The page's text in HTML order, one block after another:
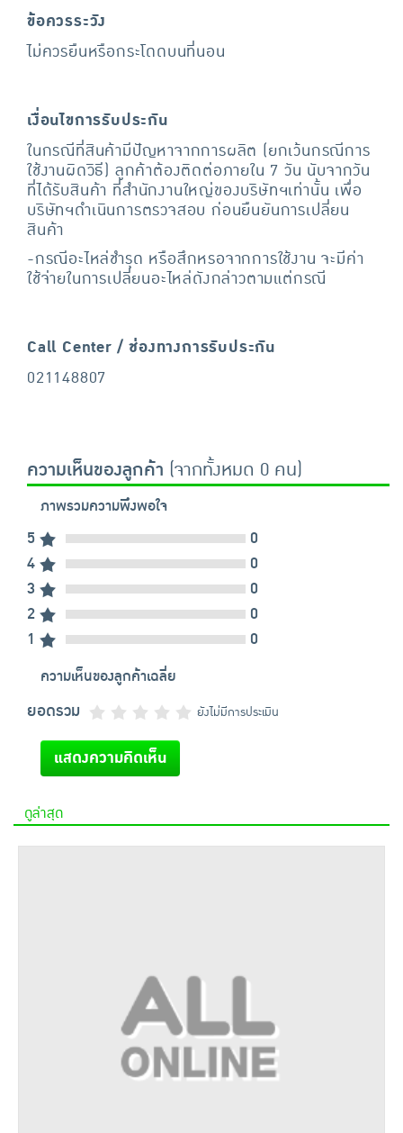
ข้อควรระวัง
ไม่ควรยืนหรือกระโดดบนที่นอน
เงื่อนไขการรับประกัน
ในกรณีที่สินค้ามีปัญหาจากการผลิต (ยกเว้นกรณีการ
ใช้งานผิดวิธี) ลูกค้าต้องติดต่อภายใน 7 วัน นับจากวัน
ที่ได้รับสินค้า ที่สำนักงานใหญ่ของบริษัทฯเท่านั้น เพื่อ
บริษัทฯดำเนินการตรวจสอบ ก่อนยืนยันการเปลี่ยน
สินค้า
-กรณีอะไหล่ชำรุด หรือสึกหรอจากการใช้งาน จะมีค่า
ใช้จ่ายในการเปลี่ยนอะไหล่ดังกล่าวตามแต่กรณี
Call Center / ช่องทางการรับประกัน
021148807
ความเห็นของลูกค้า (จากทั้งหมด 0 คน)
ภาพรวมความพึงพอใจ
5
0
4
0
3
0
2
0
1
0
ความเห็นของลูกค้าเฉลี่ย
ยอดรวม ยังไม่มีการประเมิน
แสดงความคิดเห็น
ดูล่าสุด